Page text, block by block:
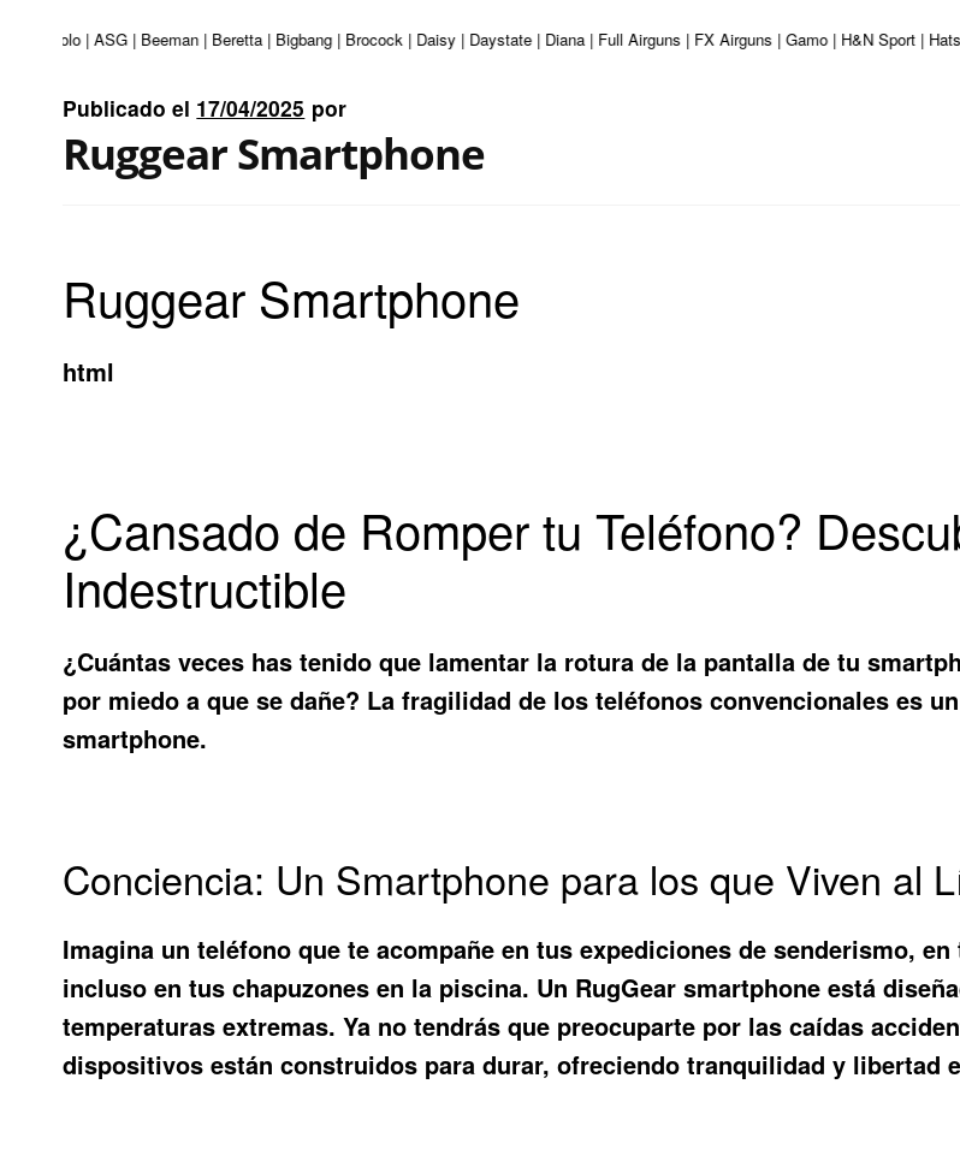
Apolo | ASG | Beeman | Beretta | Bigbang | Brocock | Daisy | Daystate | Diana | Full Airguns | FX Airguns | Gamo | H&N Sport |
Publicado el 17/04/2025 por
Ruggear Smartphone
Ruggear Smartphone
html
¿Cansado de Romper tu Teléfono?
Indestructible
¿Cuántas veces has tenido que lamentar la rotura de la pantalla de tu
por miedo a que se dañe? La fragilidad de los teléfonos convencionales es
smartphone.
Conciencia: Un Smartphone para los que Viven al
Imagina un teléfono que te acompañe en tus expediciones de senderismo,
incluso en tus chapuzones en la piscina. Un RugGear smartphone está
temperaturas extremas. Ya no tendrás que preocuparte por las caídas
dispositivos están construidos para durar, ofreciendo tranquilidad y libertad